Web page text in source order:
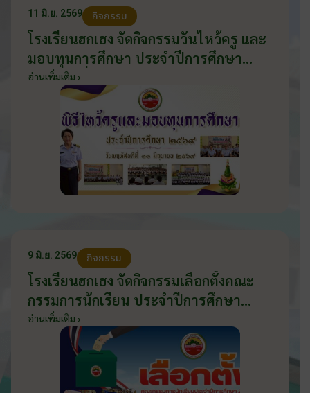
11 มิ.ย. 2569 กิจกรรม
โรงเรียนฮกเฮง จัดกิจกรรมวันไหว้ครู และ
มอบทุนการศึกษา ประจำปีการศึกษา
2569 วันที่ 11 มิถุนายน 2569
อ่านเพิ่มเติม ›
9 มิ.ย. 2569 กิจกรรม
โรงเรียนฮกเฮง จัดกิจกรรมเลือกตั้งคณะ
กรรมการนักเรียน ประจำปีการศึกษา
2569 ส่งเสริมประชาธิปไตยในโรงเรียน
วันที่ 9 มิถุนายน 2569
อ่านเพิ่มเติม ›